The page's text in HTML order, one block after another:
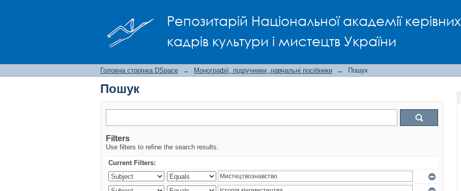
Репозитарій Національної академії керівних
кадрів культури і мистецтв України
Головна сторінка DSpace → Монографії, підручники, навчальні посібники → Пошук
Пошук
Filters
Use filters to refine the search results.
Current Filters: